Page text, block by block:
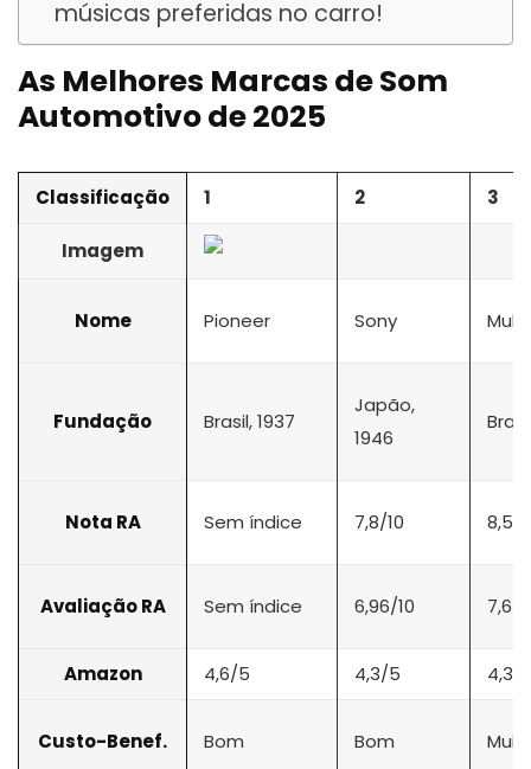
músicas preferidas no carro!
As Melhores Marcas de Som
Automotivo de 2025
Classificação 1 2 3
Imagem
Nome Pioneer Sony
Fundação Brasil, 1937
Japão,
1946
Nota RA Sem índice 7,8/10 8,5/
Avaliação RA Sem índice 6,96/10 7,6/
Amazon 4,6/5 4,3/5 4,3/
Custo-Benef. Bom Bom